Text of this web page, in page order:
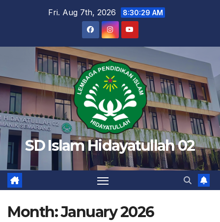
Fri. Aug 7th, 2026 8:30:30 AM
SD Islam Hidayatullah 02
Month:January 2026